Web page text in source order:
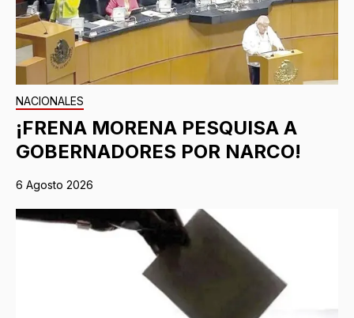
NACIONALES
¡FRENA MORENA PESQUISA A
GOBERNADORES POR NARCO!
6 Agosto 2026